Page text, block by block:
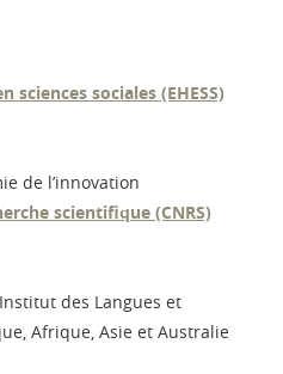
sciences sociales (EHESS)
de l’innovation
scientifique (CNRS)
des Langues et
Afrique, Asie et Australie